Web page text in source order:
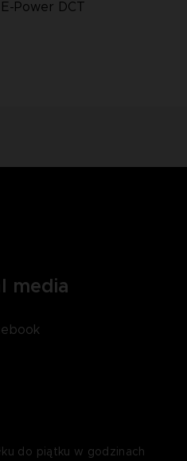
Power DCT
media
do piątku w godzinach